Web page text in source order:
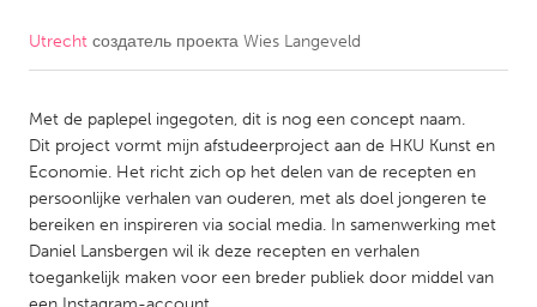
CANADA
Kitchener-Waterloo
New Glasgow
Newmarket
Ottawa
South Shore
Toronto
MALAYSIA
Utrecht создатель проекта Wies Langeveld
Met de paplepel ingegoten, dit is nog een concept naam.
Dit project vormt mijn afstudeerproject aan de HKU Kunst en
Economie. Het richt zich op het delen van de recepten en
persoonlijke verhalen van ouderen, met als doel jongeren te
bereiken en inspireren via social media. In samenwerking met
Daniel Lansbergen wil ik deze recepten en verhalen
toegankelijk maken voor een breder publiek door middel van